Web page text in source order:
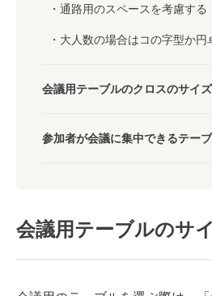
通路用のスペースを考慮する
大人数の場合はコの字型か円
会議用テーブルのクロスのサイ
参加者が会議に集中できるテー
会議用テーブルのサ